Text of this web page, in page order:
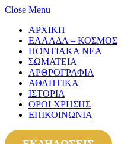
Close Menu
ΑΡΧΙΚΗ
ΕΛΛΑΔΑ – ΚΟΣΜΟΣ
ΠΟΝΤΙΑΚΑ ΝΕΑ
ΣΩΜΑΤΕΙΑ
ΑΡΘΡΟΓΡΑΦΙΑ
ΑΘΛΗΤΙΚΑ
ΙΣΤΟΡΙΑ
ΟΡΟΙ ΧΡΗΣΗΣ
ΕΠΙΚΟΙΝΩΝΙΑ